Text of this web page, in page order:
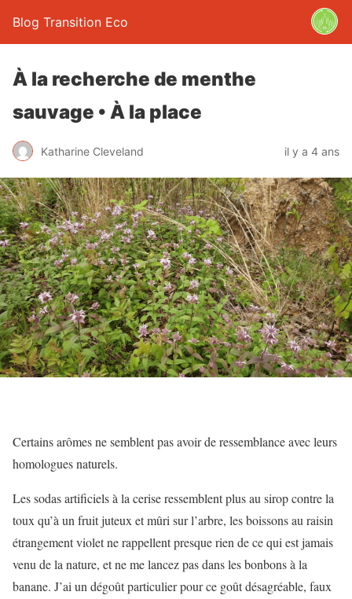
Blog Transition Eco
À la recherche de menthe
sauvage • À la place
Katharine Cleveland il y a 4 ans
Certains arômes ne semblent pas avoir de ressemblance avec leurs
homologues naturels.
Les sodas artificiels à la cerise ressemblent plus au sirop contre la
toux qu’à un fruit juteux et mûri sur l’arbre, les boissons au raisin
étrangement violet ne rappellent presque rien de ce qui est jamais
venu de la nature, et ne me lancez pas dans les bonbons à la
banane. J’ai un dégoût particulier pour ce goût désagréable, faux